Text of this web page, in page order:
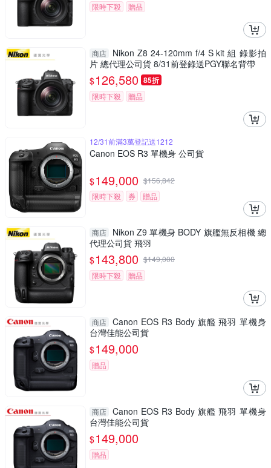
限時下殺 贈品
商店
Nikon Z8 24-120mm f/4 S kit 組 錄影拍
片 總代理公司貨 8/31前登錄送PGY聯名背帶
$126,580 85折
限時下殺 贈品
12/31前滿3萬登記送1212
Canon EOS R3 單機身 公司貨
$149,000 $156,842
限時下殺
券 贈品
商店
Nikon Z9 單機身 BODY 旗艦無反相機 總
代理公司貨 飛羽
$143,800 $149,000
限時下殺
贈品
商店 Canon EOS R3 Body 旗艦 飛羽 單機身
台灣佳能公司貨
$149,000
贈品
商店 Canon EOS R3 Body 旗艦 飛羽 單機身
台灣佳能公司貨
$149,000
贈品